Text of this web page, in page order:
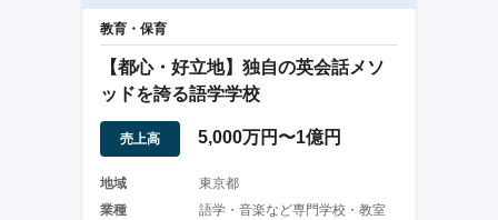
教育・保育
【都心・好立地】独自の英会話メソ
ッドを誇る語学学校
売上高 5,000万円〜1億円
地域
東京都
業種
語学・音楽など専門学校・教室